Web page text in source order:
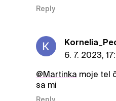
Reply
6. 7. 2023,
@Martinka moje tel
sa mi
Reply